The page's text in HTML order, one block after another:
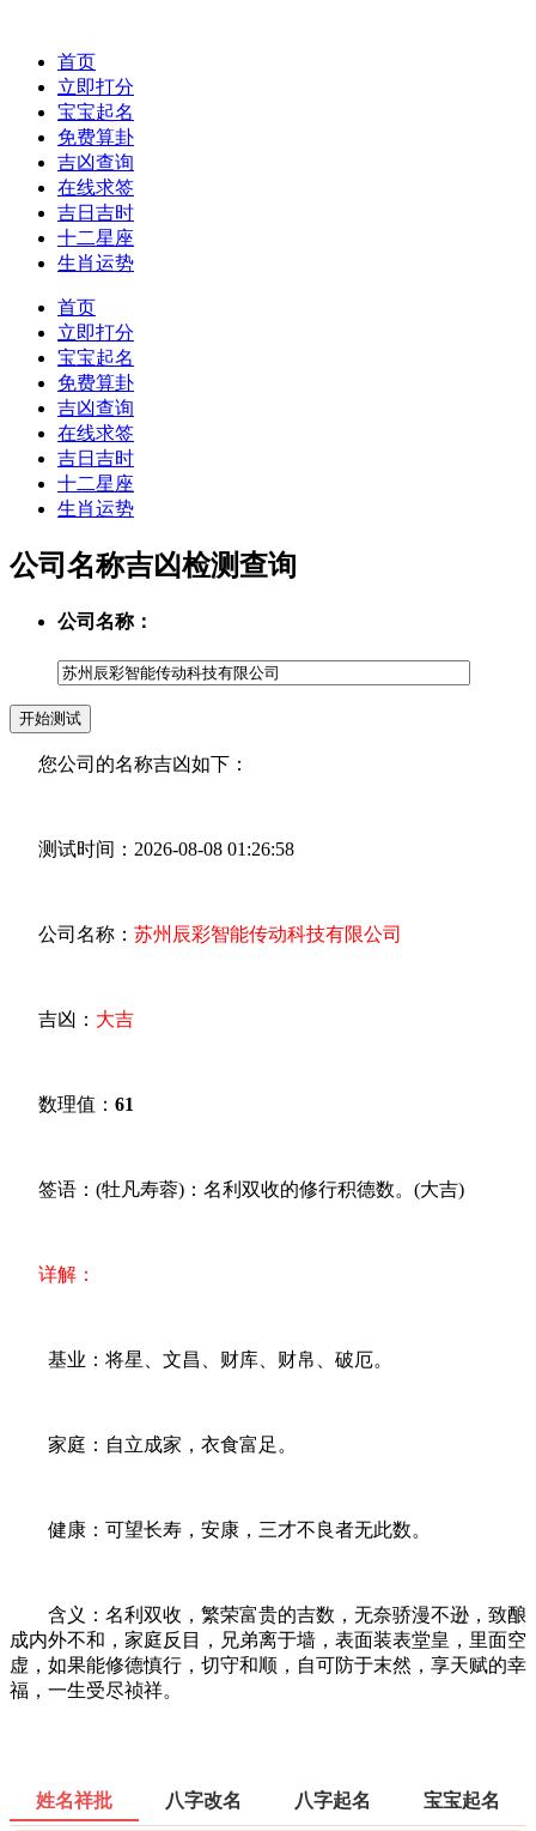
首页
立即打分
宝宝起名
免费算卦
吉凶查询
在线求签
吉日吉时
十二星座
生肖运势
首页
立即打分
宝宝起名
免费算卦
吉凶查询
在线求签
吉日吉时
十二星座
生肖运势
公司名称吉凶检测查询
公司名称：
您公司的名称吉凶如下：
测试时间：2026-08-08 01:26:58
公司名称： 苏州辰彩智能传动科技有限公司
吉凶： 大吉
数理值： 61
签语：(牡凡寿蓉)：名利双收的修行积德数。(大吉)
详解：
基业：将星、文昌、财库、财帛、破厄。
家庭：自立成家，衣食富足。
健康：可望长寿，安康，三才不良者无此数。
含义：名利双收，繁荣富贵的吉数，无奈骄漫不逊，致酿
成内外不和，家庭反目，兄弟离于墙，表面装表堂皇，里面空
虚，如果能修德慎行，切守和顺，自可防于末然，享天赋的幸
福，一生受尽祯祥。
姓名祥批 八字改名 八字起名 宝宝起名